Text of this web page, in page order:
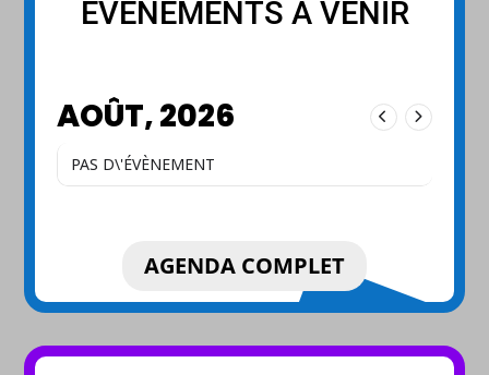
ÉVÈNEMENTS À VENIR
AOÛT, 2026
PAS D\'ÉVÈNEMENT
AGENDA COMPLET